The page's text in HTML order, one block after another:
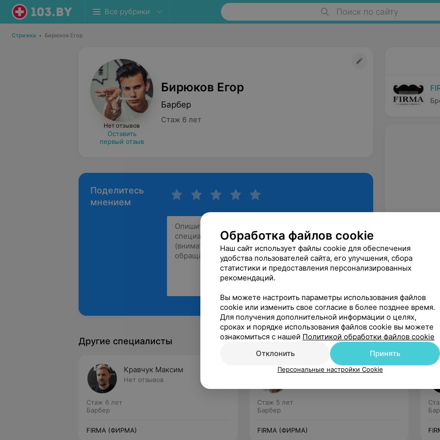
Все рубрики Поиск по сайту
Стрижка • Бирюков Егор
Нет отзывов
Оставить
первый отзыв
Бирюков Егор
Барбер
Стаж 6 лет
Поделитесь
мнением
Другие специалисты
Кравчук Максим
Нет отзывов
Стаж 6 лет
Барбер
FIRMA (ФИРМА)
Фарапонов Влад
Стаж 5 лет
Барбер
FIRMA (ФИРМА)
Обработка файлов cookie
Наш сайт использует файлы cookie для обеспечения
удобства пользователей сайта, его улучшения, сбора
статистики и предоставления персонализированных
рекомендаций.
Вы можете настроить параметры использования файлов
cookie или изменить свое согласие в более позднее время.
Для получения дополнительной информации о целях,
сроках и порядке использования файлов cookie вы можете
ознакомиться с нашей Политикой обработки файлов cookie
Отклонить
Принять
Персональные настройки Cookie